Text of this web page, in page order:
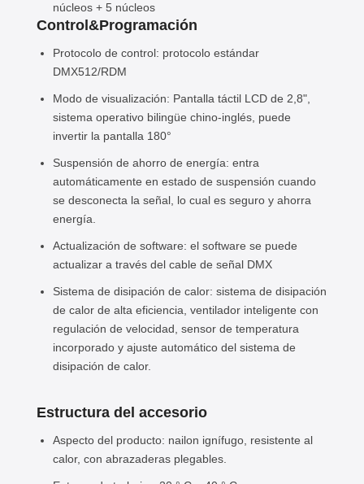
núcleos + 5 núcleos
Control &Programación
Protocolo de control: protocolo estándar
DMX512/RDM
Modo de visualización: Pantalla táctil LCD de 2,8",
sistema operativo bilingüe chino-inglés, puede
invertir la pantalla 180°
Suspensión de ahorro de energía: entra
automáticamente en estado de suspensión cuando
se desconecta la señal, lo cual es seguro y ahorra
energía.
Actualización de software: el software se puede
actualizar a través del cable de señal DMX
Sistema de disipación de calor: sistema de disipación
de calor de alta eficiencia, ventilador inteligente con
regulación de velocidad, sensor de temperatura
incorporado y ajuste automático del sistema de
disipación de calor.
Estructura del accesorio
Aspecto del producto: nailon ignífugo, resistente al
calor, con abrazaderas plegables.